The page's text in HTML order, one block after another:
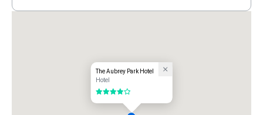
The Aubrey Park Hotel
Hotel
4 van 5